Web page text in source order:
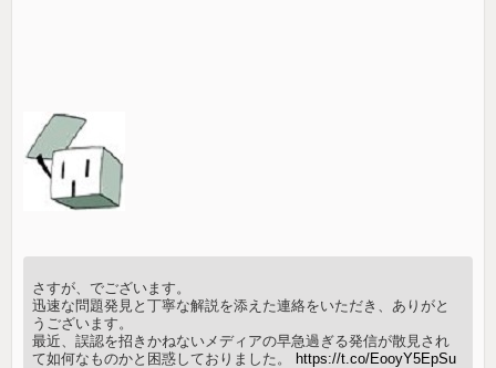
さすが、でございます。
迅速な問題発見と丁寧な解説を添えた連絡をいただき、ありがと
うございます。
最近、誤認を招きかねないメディアの早急過ぎる発信が散見され
て如何なものかと困惑しておりました。 https://t.co/EooyY5EpSu